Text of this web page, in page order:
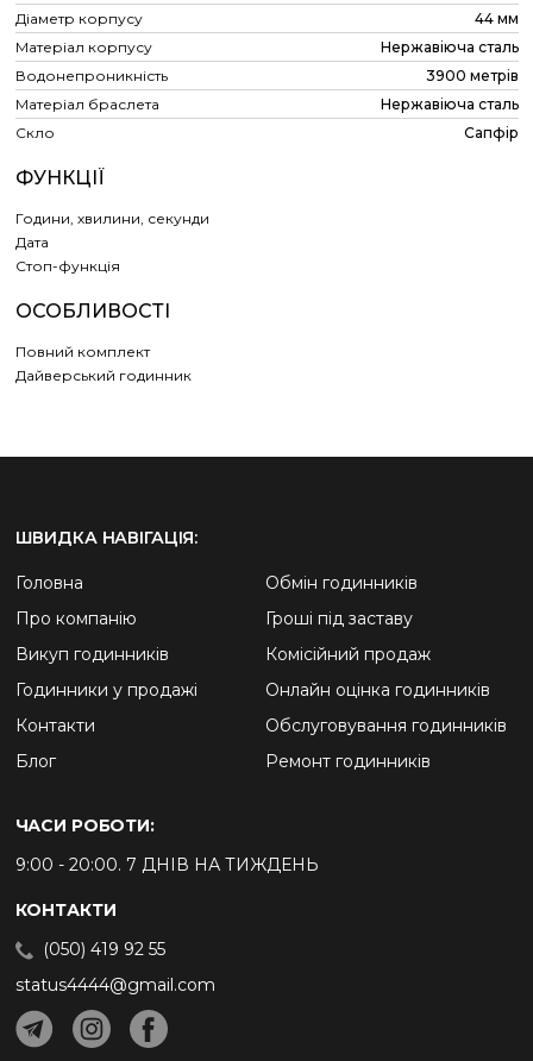
Діаметр корпусу
44 мм
Матеріал корпусу
Нержавіюча сталь
Водонепроникність
3900 метрів
Матеріал браслета
Нержавіюча сталь
Скло
Сапфір
ФУНКЦІЇ
Години, хвилини, секунди
Дата
Cтоп-функція
ОСОБЛИВОСТІ
Повний комплект
Дайверський годинник
ШВИДКА НАВІГАЦІЯ:
Головна
Про компанію
Викуп годинників
Годинники у продажі
Контакти
Блог
Обмін годинників
Гроші під заставу
Комісійний продаж
Онлайн оцінка годинників
Обслуговування годинників
Ремонт годинників
ЧАСИ РОБОТИ:
9:00 - 20:00. 7 ДНІВ НА ТИЖДЕНЬ
КОНТАКТИ
(050) 419 92 55
status4444@gmail.com